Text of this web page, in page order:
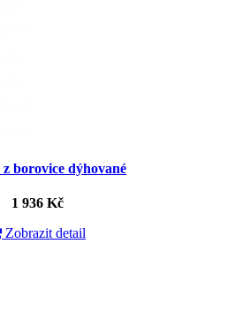
borovice dýhované
1 936 Kč
Zobrazit detail